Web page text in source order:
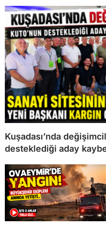
Kuşadası’nda
desteklediği aday